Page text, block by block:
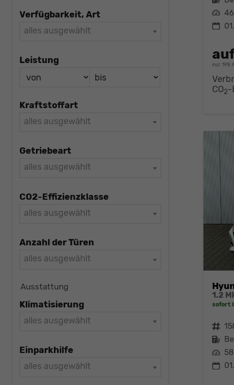
Leistung
incl. 19%
CO2-
sofort
Fahrzeugnr.
Kraftstoff
Leistung
Verfügbarkeit, Art
alles ausgewählt
Leistung
Kraftstoffart
alles ausgewählt
Getriebeart
alles ausgewählt
CO2-Effizienzklasse
alles ausgewählt
Anzahl der Türen
alles ausgewählt
Ausstattung
Klimatisierung
alles ausgewählt
Einparkhilfe
alles ausgewählt